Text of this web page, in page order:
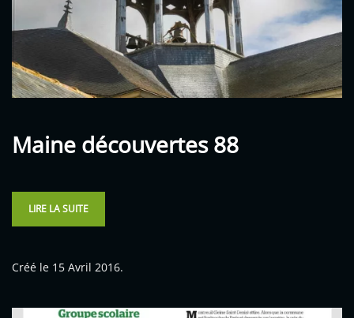
Maine découvertes 88
LIRE LA SUITE
Créé le 15 Avril 2016.